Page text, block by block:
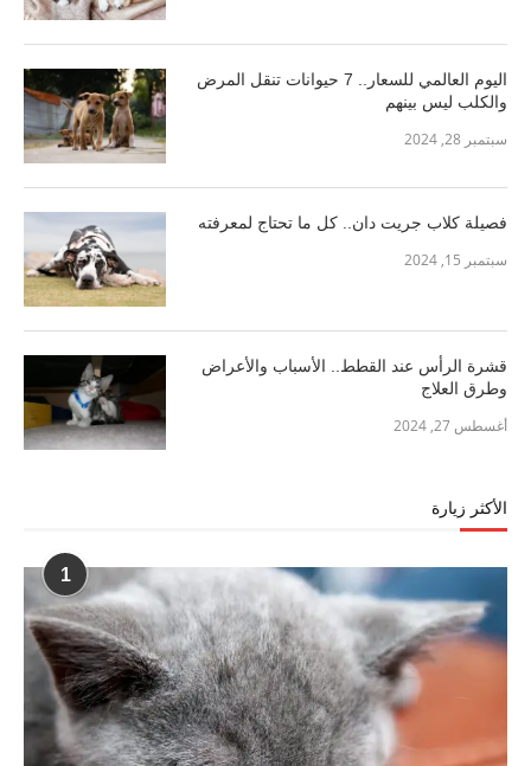
اليوم العالمي للسعار.. 7 حيوانات تنقل المرض
والكلب ليس بينهم
سبتمبر 28, 2024
فصيلة كلاب جريت دان.. كل ما تحتاج لمعرفته
سبتمبر 15, 2024
قشرة الرأس عند القطط.. الأسباب والأعراض
وطرق العلاج
أغسطس 27, 2024
الأكثر زيارة
1